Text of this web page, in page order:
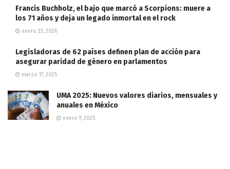
Francis Buchholz, el bajo que marcó a Scorpions: muere a
los 71 años y deja un legado inmortal en el rock
enero 23, 2026
Legisladoras de 62 países definen plan de acción para
asegurar paridad de género en parlamentos
marzo 17, 2025
UMA 2025: Nuevos valores diarios, mensuales y
anuales en México
enero 9, 2025